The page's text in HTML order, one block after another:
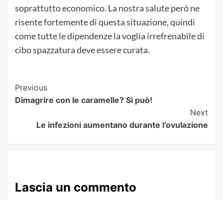
soprattutto economico. La nostra salute però ne
risente fortemente di questa situazione, quindi
come tutte le dipendenze la voglia irrefrenabile di
cibo spazzatura deve essere curata.
Post
Navigation
Previous
Dimagrire con le caramelle? Si può!
Next
Le infezioni aumentano durante l’ovulazione
Lascia un commento